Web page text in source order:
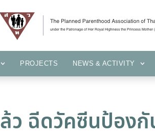
PROJECTS NEWS & ACTIVITY
PROJECTS
ฉีดวัคซีนป้องกั